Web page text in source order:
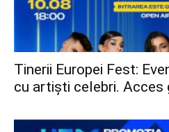
Tinerii Europei Fest:
cu artiști celebri. Acces